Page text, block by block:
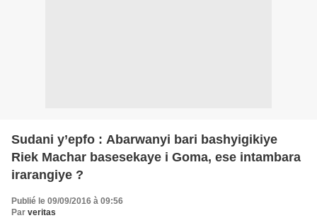
Sudani y’epfo : Abarwanyi bari bashyigikiye
Riek Machar basesekaye i Goma, ese intambara
irarangiye ?
Publié le 09/09/2016 à 09:56
Par veritas